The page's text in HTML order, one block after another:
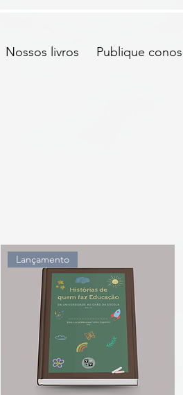
Nossos livros Publique
Lançamento